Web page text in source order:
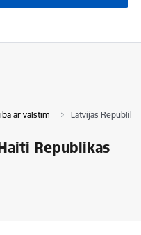
ar valstīm Latvijas
Republikas